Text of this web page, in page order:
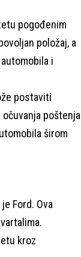
pogođenim
položaj, a
i
postaviti
poštenja
širom
Ford. Ova
kroz